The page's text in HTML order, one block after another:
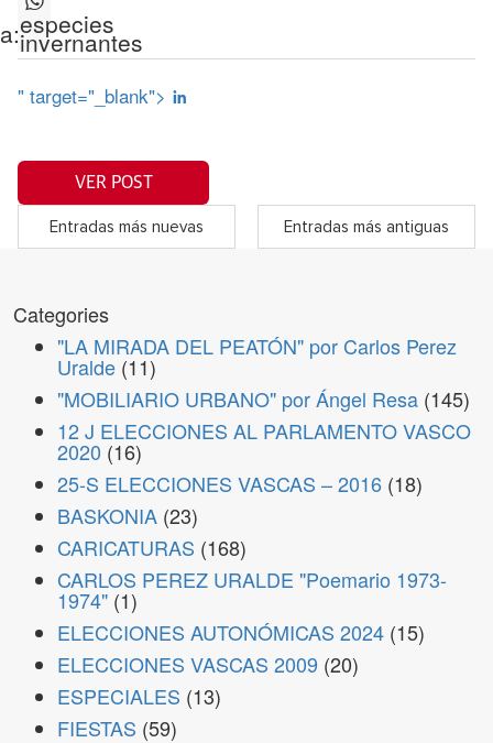
especies
invernantes
" target="_blank">
VER POST
Entradas más nuevas Entradas más antiguas
Categories
"LA MIRADA DEL PEATÓN" por Carlos Perez
Uralde (11)
"MOBILIARIO URBANO" por Ángel Resa (145)
12 J ELECCIONES AL PARLAMENTO VASCO
2020 (16)
25-S ELECCIONES VASCAS – 2016 (18)
BASKONIA (23)
CARICATURAS (168)
CARLOS PEREZ URALDE "Poemario 1973-
1974" (1)
ELECCIONES AUTONÓMICAS 2024 (15)
ELECCIONES VASCAS 2009 (20)
ESPECIALES (13)
FIESTAS (59)